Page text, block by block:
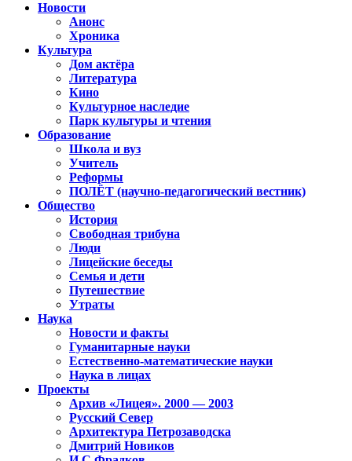
Новости
Анонс
Хроника
Культура
Дом актёра
Литература
Кино
Культурное наследие
Парк культуры и чтения
Образование
Школа и вуз
Учитель
Реформы
ПОЛЁТ (научно-педагогический вестник)
Общество
История
Свободная трибуна
Люди
Лицейские беседы
Семья и дети
Путешествие
Утраты
Наука
Новости и факты
Гуманитарные науки
Естественно-математические науки
Наука в лицах
Проекты
Архив «Лицея». 2000 — 2003
Русский Север
Архитектура Петрозаводска
Дмитрий Новиков